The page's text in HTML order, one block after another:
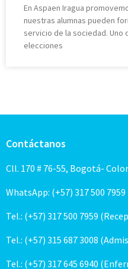
En Aspaen Iragua
nuestras alumnas pueden
servicio de la sociedad. Uno
elecciones
Contáctanos
Cll. 170 # 76-55, Bogotá-
WhatsApp: (+57) 317 500 7959
Tel.: (+57) 317 500 7959
Tel.: (+57) 315 687 3008
Tel.: (+57) 317 645 6940